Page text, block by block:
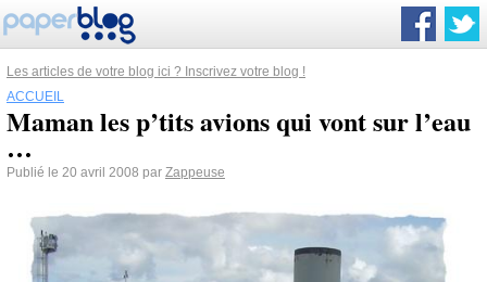
Les articles de votre blog ici ? Inscrivez votre blog !
ACCUEIL
Maman les p’tits avions qui vont sur l’eau
…
Publié le 20 avril 2008 par Zappeuse